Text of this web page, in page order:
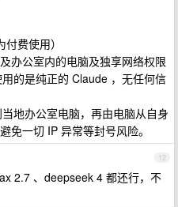
费使用）
办公室内的电脑及独享网络权限
的是纯正的 Claude ，无任何信
地办公室电脑，再由电脑从自身
免一切 IP 异常等封号风险。
12
2.7 、deepseek 4 都还行，不